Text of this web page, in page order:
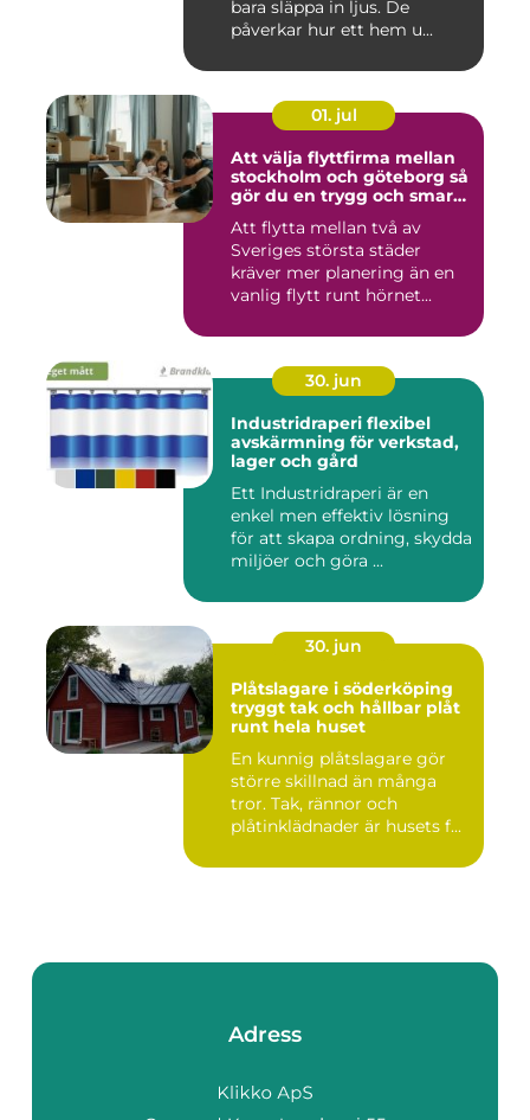
bara släppa in ljus. De
påverkar hur ett hem u...
01. jul
Att välja flyttfirma mellan
stockholm och göteborg så
gör du en trygg och smart
Att flytta mellan två av
Sveriges största städer
kräver mer planering än en
vanlig flytt runt hörnet...
30. jun
Industridraperi flexibel
avskärmning för verkstad,
lager och gård
Ett Industridraperi är en
enkel men effektiv lösning
för att skapa ordning, skydda
miljöer och göra ...
30. jun
Plåtslagare i söderköping
tryggt tak och hållbar plåt
runt hela huset
En kunnig plåtslagare gör
större skillnad än många
tror. Tak, rännor och
plåtinklädnader är husets f...
Adress